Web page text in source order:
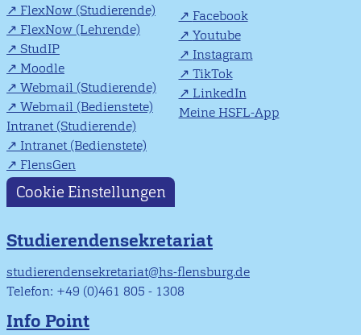
FlexNow (Studierende)
FlexNow (Lehrende)
StudIP
Moodle
Webmail (Studierende)
Webmail (Bedienstete)
Intranet (Studierende)
Intranet (Bedienstete)
FlensGen
Facebook
Youtube
Instagram
TikTok
LinkedIn
Meine HSFL-App
Cookie Einstellungen
Studierendensekretariat
studierendensekretariat@hs-flensburg.de
Telefon: +49 (0)461 805 - 1308
Info Point